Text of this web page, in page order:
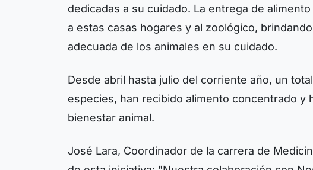
dedicadas a su cuidado. La entrega de
a estas casas hogares y al zoológico,
adecuada de los animales en su cuidado.
Desde abril hasta julio del corriente año, un
especies, han recibido alimento concentrado y
bienestar animal.
José Lara, Coordinador de la carrera de